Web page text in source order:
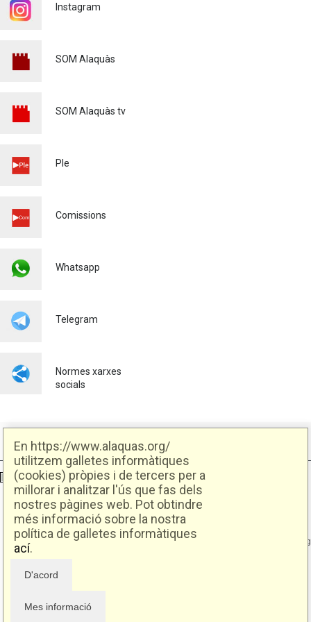
En https://www.alaquas.org/
utilitzem galletes informàtiques
(cookies) pròpies i de tercers per a
millorar i analitzar l'ús que fas dels
nostres pàgines web. Pot obtindre
més informació sobre la nostra
política de galletes informàtiques
ací.
POEMES - MARE DE DÉU DE
ELÈCTRICS I UN CARRETÓ
Instagram
SOM Alaquàs
SOM Alaquàs tv
Ple
Comissions
Whatsapp
Telegram
Normes xarxes
socials
Ajuntament d'Alaquàs Creative Commons
Ajuntament d'Alaquàs.
C/. Major 88. CP: 46970 Alaquàs.dir3: L01460057
Tel.: 96 151 94 00 | FAX: 96 151 94 03 | info@alaquas.org